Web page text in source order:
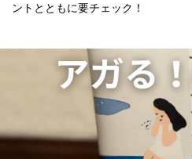
ントとともに要チェック！